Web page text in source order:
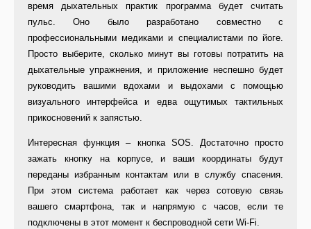
время дыхательных практик программа будет считать
пульс. Оно было разработано совместно с
профессиональными медиками и специалистами по йоге.
Просто выберите, сколько минут вы готовы потратить на
дыхательные упражнения, и приложение неспешно будет
руководить вашими вдохами и выдохами с помощью
визуального интерфейса и едва ощутимых тактильных
прикосновений к запястью.
Интересная функция – кнопка SOS. Достаточно просто
зажать кнопку на корпусе, и ваши координаты будут
переданы избранным контактам или в службу спасения.
При этом система работает как через сотовую связь
вашего смартфона, так и напрямую с часов, если те
подключены в этот момент к беспроводной сети Wi-Fi.